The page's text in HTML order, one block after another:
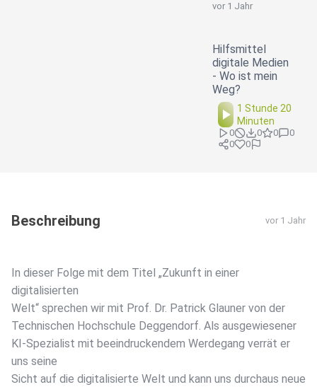
vor 1 Jahr
Hilfsmittel
digitale Medien
- Wo ist mein
Weg?
1 Stunde 20
Minuten
0 0 0
0
0
0
Beschreibung vor 1 Jahr
In dieser Folge mit dem Titel „Zukunft in einer
digitalisierten
Welt“ sprechen wir mit Prof. Dr. Patrick Glauner von der
Technischen Hochschule Deggendorf. Als ausgewiesener
KI-Spezialist mit beeindruckendem Werdegang verrät er
uns seine
Sicht auf die digitalisierte Welt und kann uns durchaus neue